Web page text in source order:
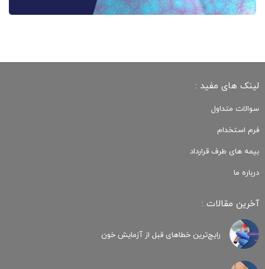
لینک های مفید :
سوالات متداول
فرم استخدام
بیمه های طرف قرارداد
درباره ما
آخرین مقالات :
رایج‌ترین خطاهای قبل از آزمایش خون